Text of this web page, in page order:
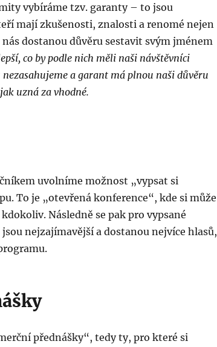
vybíráme tzv. garanty – to jsou
mají zkušenosti, znalosti a renomé nejen
dostanou důvěru sestavit svým jménem
co by podle nich měli naši návštěvníci
a garant má plnou naši důvěru
uzná za vhodné.
uvolníme možnost „vypsat si
To je „otevřená konference“, kde si může
Následně se pak pro vypsané
nejzajímavější a dostanou nejvíce hlasů,
přednášky“, tedy ty, pro které si